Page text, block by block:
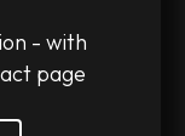
- with
page